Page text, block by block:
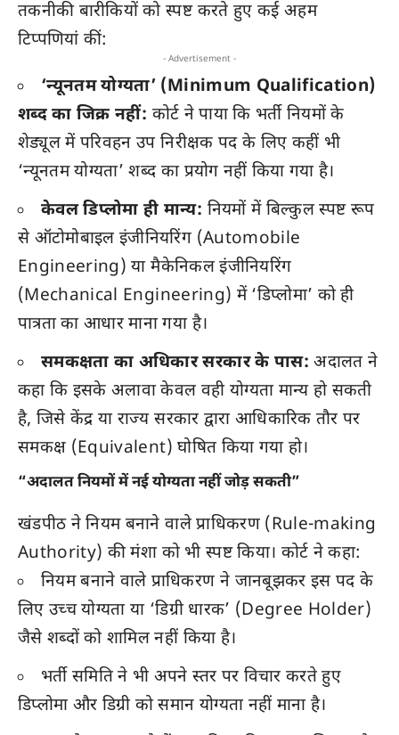
तकनीकी बारीकियों को स्पष्ट करते हुए कई अहम
टिप्पणियां कीं:
- Advertisement -
‘न्यूनतम योग्यता’ (Minimum Qualification)
शब्द का जिक्र नहीं: कोर्ट ने पाया कि भर्ती नियमों के
शेड्यूल में परिवहन उप निरीक्षक पद के लिए कहीं भी
‘न्यूनतम योग्यता’ शब्द का प्रयोग नहीं किया गया है।
केवल डिप्लोमा ही मान्य: नियमों में बिल्कुल स्पष्ट रूप
से ऑटोमोबाइल इंजीनियरिंग (Automobile
Engineering) या मैकेनिकल इंजीनियरिंग
(Mechanical Engineering) में ‘डिप्लोमा’ को ही
पात्रता का आधार माना गया है।
समकक्षता का अधिकार सरकार के पास: अदालत ने
कहा कि इसके अलावा केवल वही योग्यता मान्य हो सकती
है, जिसे केंद्र या राज्य सरकार द्वारा आधिकारिक तौर पर
समकक्ष (Equivalent) घोषित किया गया हो।
“अदालत नियमों में नई योग्यता नहीं जोड़ सकती”
खंडपीठ ने नियम बनाने वाले प्राधिकरण (Rule-making
Authority) की मंशा को भी स्पष्ट किया। कोर्ट ने कहा:
नियम बनाने वाले प्राधिकरण ने जानबूझकर इस पद के
लिए उच्च योग्यता या ‘डिग्री धारक’ (Degree Holder)
जैसे शब्दों को शामिल नहीं किया है।
भर्ती समिति ने भी अपने स्तर पर विचार करते हुए
डिप्लोमा और डिग्री को समान योग्यता नहीं माना है।